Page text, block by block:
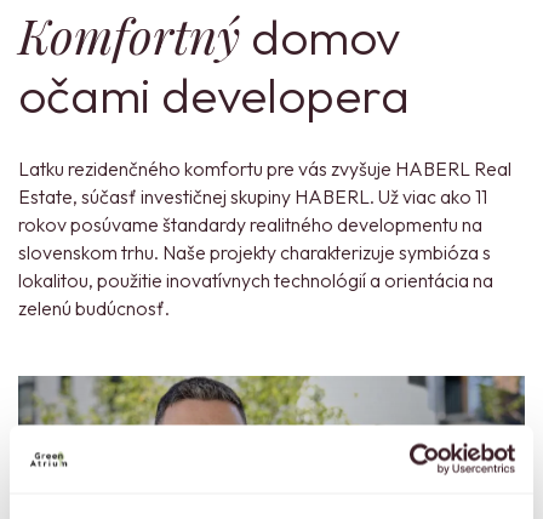
Komfortný domov
očami developera
Latku rezidenčného komfortu pre vás zvyšuje HABERL Real
Estate, súčasť investičnej skupiny HABERL. Už viac ako 11
rokov posúvame štandardy realitného developmentu na
slovenskom trhu. Naše projekty charakterizuje symbióza s
lokalitou, použitie inovatívnych technológií a orientácia na
zelenú budúcnosť.